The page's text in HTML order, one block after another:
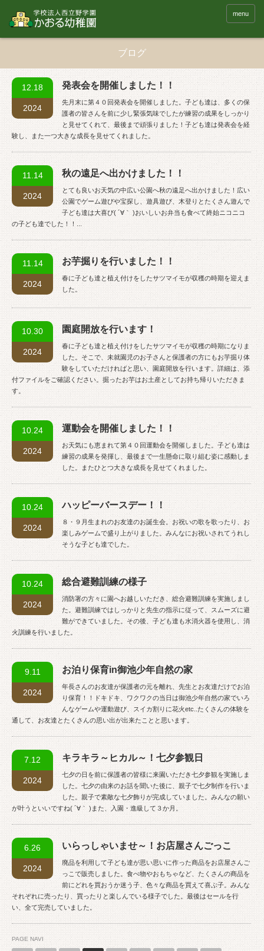
menu
ブログ
12.18
2024
発表会を開催しました！！
先月末に第４０回発表会を開催しました。子ども達は、多くの保
護者の皆さんを前に少し緊張気味でしたが練習の成果をしっかり
と見せてくれて、最後まで頑張りました！子ども達は発表会を経
験し、また一つ大きな成長を見せてくれました。
11.14
2024
秋の遠足へ出かけました！！
とても良いお天気の中広い公園へ秋の遠足へ出かけました！広い
公園でゲーム遊びや宝探し、遊具遊び、木登りとたくさん遊んで
子ども達は大喜び( ´∀｀ )おいしいお弁当も食べて終始ニコニコ
の子ども達でした！！...
11.14
2024
お芋掘りを行いました！！
春に子ども達と植え付けをしたサツマイモが収穫の時期を迎えま
した。
10.30
2024
園庭開放を行います！
春に子ども達と植え付けをしたサツマイモが収穫の時期になりま
した。そこで、未就園児のお子さんと保護者の方にもお芋掘り体
験をしていただければと思い、園庭開放を行います。詳細は、添
付ファイルをご確認ください。掘ったお芋はお土産としてお持ち帰りいただきま
す。
10.24
2024
運動会を開催しました！！
お天気にも恵まれて第４０回運動会を開催しました。子ども達は
練習の成果を発揮し、最後まで一生懸命に取り組む姿に感動しま
した。またひとつ大きな成長を見せてくれました。
10.24
2024
ハッピーバースデー！！
８・９月生まれのお友達のお誕生会。お祝いの歌を歌ったり、お
楽しみゲームで盛り上がりました。みんなにお祝いされてうれし
そうな子ども達でした。
10.24
2024
総合避難訓練の様子
消防署の方々に園へお越しいただき、総合避難訓練を実施しまし
た。避難訓練ではしっかりと先生の指示に従って、スムーズに避
難ができていました。その後、子ども達も水消火器を使用し、消
火訓練を行いました。
9.11
2024
お泊り保育in御池少年自然の家
年長さんのお友達が保護者の元を離れ、先生とお友達だけでお泊
り保育！！ドキドキ、ワクワクの当日は御池少年自然の家でいろ
んなゲームや運動遊び、スイカ割りに花火etc..たくさんの体験を
通して、お友達とたくさんの思い出が出来たことと思います。
7.12
2024
キラキラ～ヒカル～！七夕参観日
七夕の日を前に保護者の皆様に来園いただき七夕参観を実施しま
した。七夕の由来のお話を聞いた後に、親子で七夕制作を行いま
した。親子で素敵な七夕飾りが完成していました。みんなの願い
が叶うといいですね( ´∀｀ )また、入園・進級して３か月。
6.26
2024
いらっしゃいませ～！お店屋さんごっこ
廃品を利用して子ども達が思い思いに作った商品をお店屋さんご
っこで販売しました。食べ物やおもちゃなど、たくさんの商品を
前にどれを買おうか迷う子、色々な商品を買えて喜ぶ子。みんな
それぞれに売ったり、買ったりと楽しんでいる様子でした。最後はセールを行
い、全て完売していました。
PAGE NAVI